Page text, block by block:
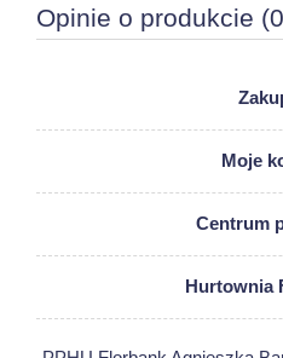
Opinie o produkcie
Moje
Centrum
Hurtownia